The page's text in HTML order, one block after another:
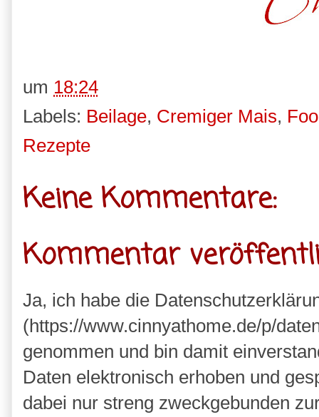
um 18:24
Labels: Beilage, Cremiger Mais,
Rezepte
Keine Kommentare:
Kommentar
Ja, ich habe die
(https://www.cinnyathome.de/p/
genommen und bin damit
Daten elektronisch erhoben und
dabei nur streng zweckgebunden